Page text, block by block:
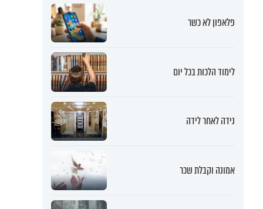
פלאפון לא כשר
לימוד הלכות בכל יום
נידה לאחר לידה
אמונה וקבלת שכר